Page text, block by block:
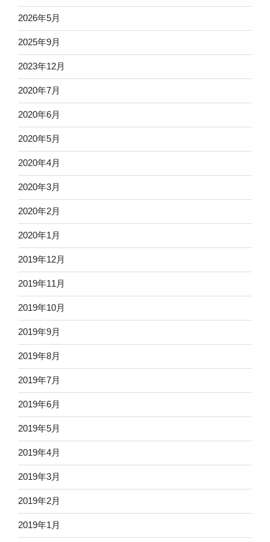
2026年5月
2025年9月
2023年12月
2020年7月
2020年6月
2020年5月
2020年4月
2020年3月
2020年2月
2020年1月
2019年12月
2019年11月
2019年10月
2019年9月
2019年8月
2019年7月
2019年6月
2019年5月
2019年4月
2019年3月
2019年2月
2019年1月